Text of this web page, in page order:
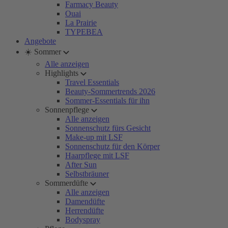
Farmacy Beauty
Ouai
La Prairie
TYPEBEA
Angebote
☀️ Sommer
Alle anzeigen
Highlights
Travel Essentials
Beauty-Sommertrends 2026
Sommer-Essentials für ihn
Sonnenpflege
Alle anzeigen
Sonnenschutz fürs Gesicht
Make-up mit LSF
Sonnenschutz für den Körper
Haarpflege mit LSF
After Sun
Selbstbräuner
Sommerdüfte
Alle anzeigen
Damendüfte
Herrendüfte
Bodyspray